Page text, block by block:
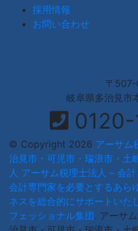
採用情報
お問い合わせ
〒
岐阜県多治見市
© Copyright 2026 アーサム
治見市・可児市・瑞浪市・土
人 アーサム税理士法人 – 会
会計専門家を必要とするあら
ネスを総合的にサポートいた
フェッショナル集団. アーサ